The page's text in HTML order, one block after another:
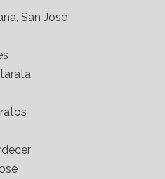
San José